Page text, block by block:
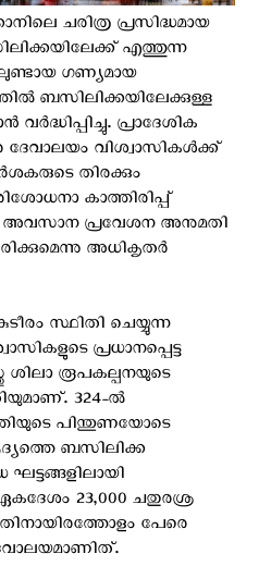
ചരിത്ര പ്രസിദ്ധമായ
എത്തുന്ന
ഗണ്യമായ
ബസിലിക്കയിലേക്കുള്ള
പ്രാദേശിക
ദേവാലയം വിശ്വാസികൾക്ക്
തിരക്കും
കാത്തിരിപ്പ്
പ്രവേശന അനുമതി
അധികൃതര്‍
സ്ഥിതി ചെയ്യുന്ന
പ്രധാനപ്പെട്ട
ശിലാ രൂപകല്പനയുടെ
324-ൽ
പിന്തുണയോടെ
ബസിലിക്ക
ഘട്ടങ്ങളിലായി
23,000 ചതുരശ്ര
പേരെ